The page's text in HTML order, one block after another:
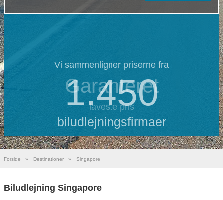
Vi sammenligner priserne fra
1.450
biludlejningsfirmaer
Garanteret
laveste pris
Forside » Destinationer » Singapore
Biludlejning Singapore